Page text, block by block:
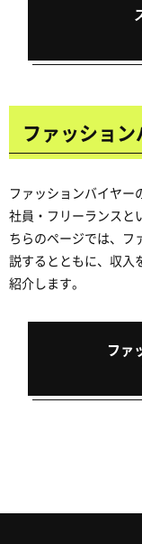
ファッショ
ファッションバイヤー
社員・フリーランスと
ちらのページでは、フ
説するとともに、収入
紹介します。
ファ